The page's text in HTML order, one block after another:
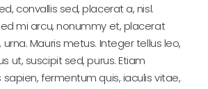
convallis sed, placerat a, nisl.
mi arcu, nonummy et, placerat
Mauris metus. Integer tellus leo,
ut, suscipit sed, purus. Etiam
sapien, fermentum quis, iaculis vitae,